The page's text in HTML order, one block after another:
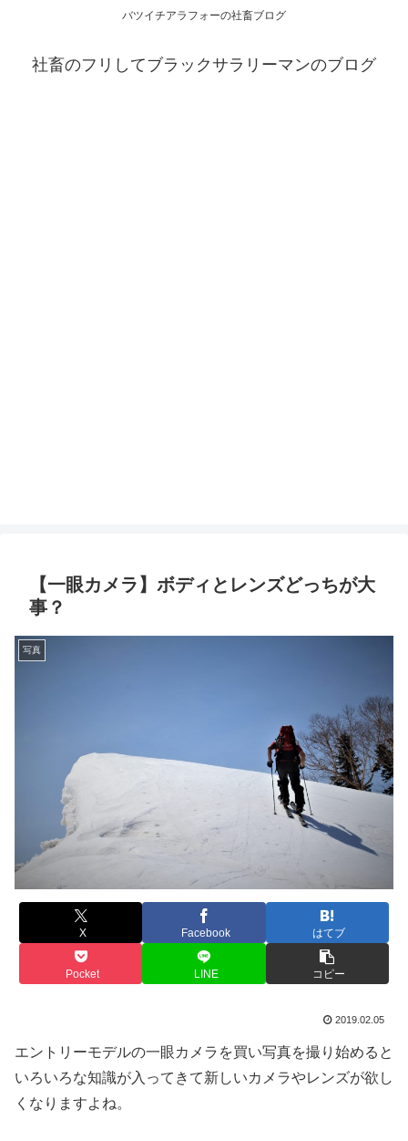
バツイチアラフォーの社畜ブログ
社畜のフリしてブラックサラリーマンのブログ
【一眼カメラ】ボディとレンズどっちが大
事？
写真
X Facebook はてブ
Pocket LINE コピー
2019.02.05
エントリーモデルの一眼カメラを買い写真を撮り始めると
いろいろな知識が入ってきて新しいカメラやレンズが欲し
くなりますよね。